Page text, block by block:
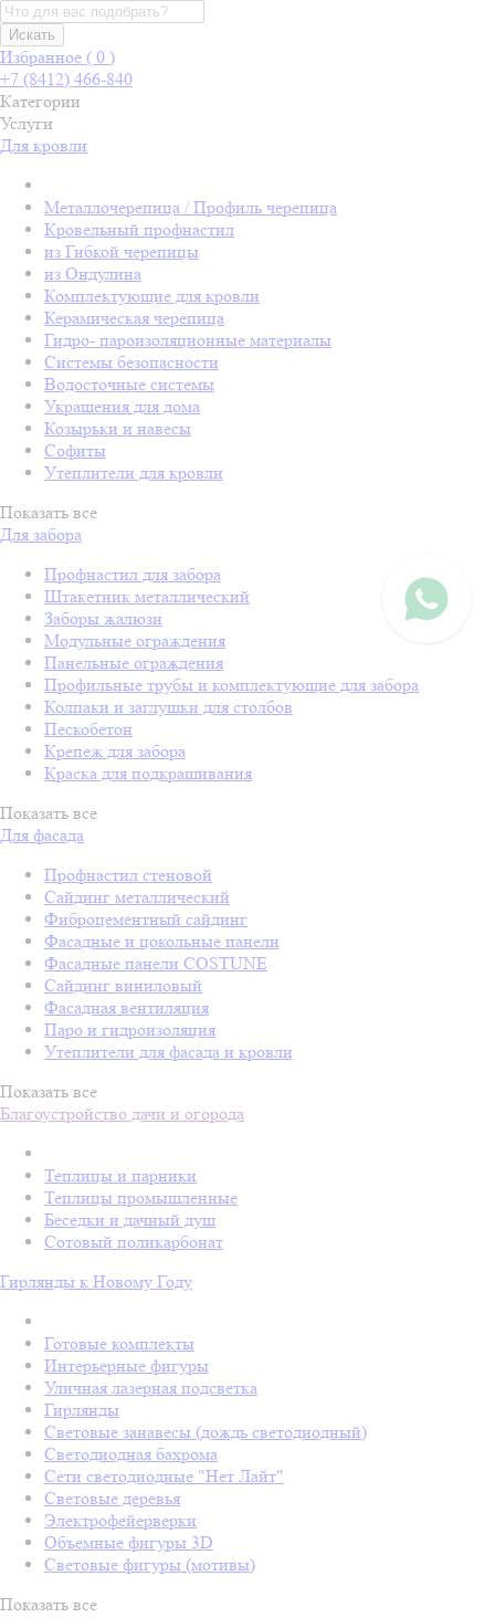
Искать
Избранное ( 0 )
+7 (8412) 466-840
Категории
Услуги
Для кровли
Металлочерепица / Профиль черепица
Кровельный профнастил
из Гибкой черепицы
из Ондулина
Комплектующие для кровли
Керамическая черепица
Гидро- пароизоляционные материалы
Системы безопасности
Водосточные системы
Украшения для дома
Козырьки и навесы
Софиты
Утеплители для кровли
Показать все
Для забора
Профнастил для забора
Штакетник металлический
Заборы жалюзи
Модульные ограждения
Панельные ограждения
Профильные трубы и комплектующие для забора
Колпаки и заглушки для столбов
Пескобетон
Крепеж для забора
Краска для подкрашивания
Показать все
Для фасада
Профнастил стеновой
Сайдинг металлический
Фиброцементный сайдинг
Фасадные и цокольные панели
Фасадные панели COSTUNE
Сайдинг виниловый
Фасадная вентиляция
Паро и гидроизоляция
Утеплители для фасада и кровли
Показать все
Благоустройство дачи и огорода
Теплицы и парники
Теплицы промышленные
Беседки и дачный душ
Сотовый поликарбонат
Гирлянды к Новому Году
Готовые комплекты
Интерьерные фигуры
Уличная лазерная подсветка
Гирлянды
Световые занавесы (дождь светодиодный)
Светодиодная бахрома
Сети светодиодные "Нет Лайт"
Световые деревья
Электрофейерверки
Объемные фигуры 3D
Световые фигуры (мотивы)
Показать все